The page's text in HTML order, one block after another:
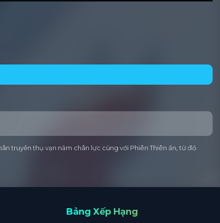
truyền thụ vạn năm chân lực cùng với Phiên Thiên ấn, từ đó
Bảng Xếp Hạng